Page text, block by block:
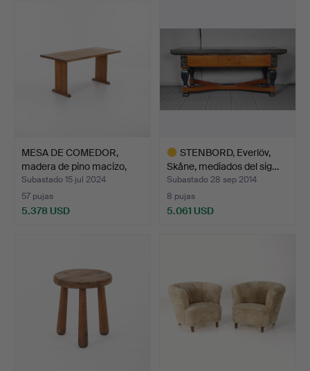
MESA DE COMEDOR,
madera de pino macizo,
16…
Subastado 15 jul 2024
57 pujas
5.378 USD
STENBORD, Everlöv,
Skåne, mediados del sig…
Subastado 28 sep 2014
8 pujas
5.061 USD